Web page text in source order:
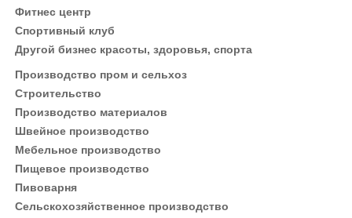
Фитнес центр
Спортивный клуб
Другой бизнес красоты, здоровья, спорта
Производство пром и сельхоз
Строительство
Производство материалов
Швейное производство
Мебельное производство
Пищевое производство
Пивоварня
Сельскохозяйственное производство